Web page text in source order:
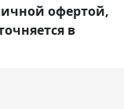
офертой,
в